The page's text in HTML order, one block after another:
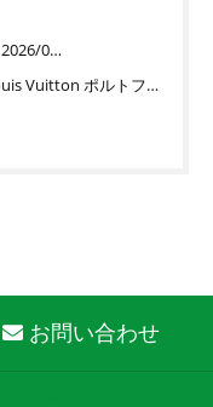
2026/06/30
Louis Vuitton ポルトフォイユ サラ お買取りです
お問い合わせ